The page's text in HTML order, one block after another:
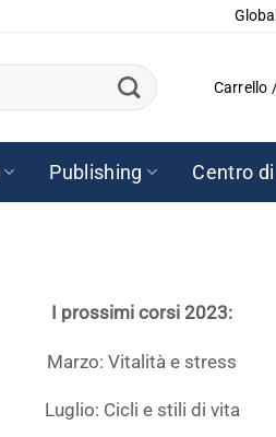
Carrello
Publishing Centro
I prossimi corsi 2023:
Marzo: Vitalità e stress
Luglio: Cicli e stili di vita